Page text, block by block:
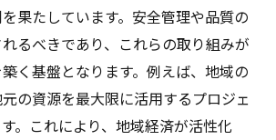
果たしています。安全管理や品質の
るべきであり、これらの取り組みが
く基盤となります。例えば、地域の
の資源を最大限に活用するプロジェ
。これにより、地域経済が活性化